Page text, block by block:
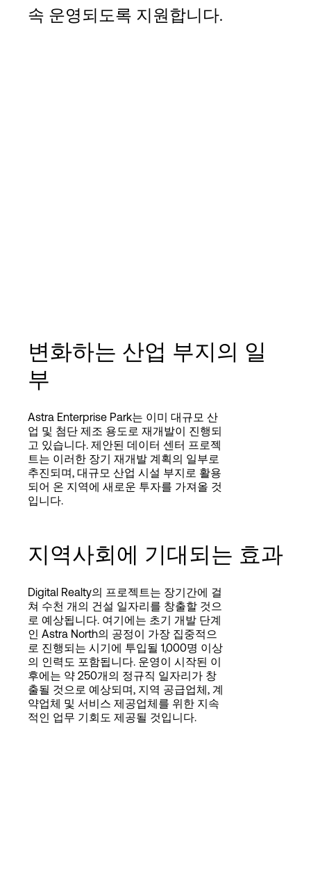
속 운영되도록 지원합니다.
변화하는 산업 부지의 일
부
Astra Enterprise Park는 이미 대규모 산
업 및 첨단 제조 용도로 재개발이 진행되
고 있습니다. 제안된 데이터 센터 프로젝
트는 이러한 장기 재개발 계획의 일부로
추진되며, 대규모 산업 시설 부지로 활용
되어 온 지역에 새로운 투자를 가져올 것
입니다.
지역사회에 기대되는 효과
Digital Realty의 프로젝트는 장기간에 걸
쳐 수천 개의 건설 일자리를 창출할 것으
로 예상됩니다. 여기에는 초기 개발 단계
인 Astra North의 공정이 가장 집중적으
로 진행되는 시기에 투입될 1,000명 이상
의 인력도 포함됩니다. 운영이 시작된 이
후에는 약 250개의 정규직 일자리가 창
출될 것으로 예상되며, 지역 공급업체, 계
약업체 및 서비스 제공업체를 위한 지속
적인 업무 기회도 제공될 것입니다.